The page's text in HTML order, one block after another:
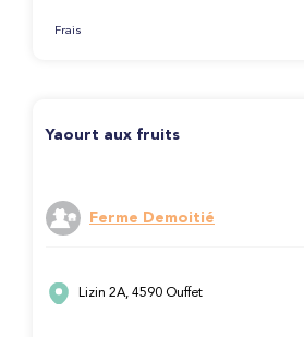
Frais
Yaourt aux fruits
Ferme Demoitié
Lizin 2A, 4590 Ouffet